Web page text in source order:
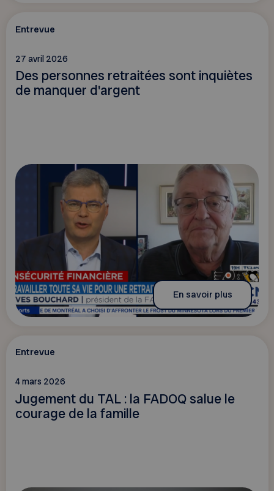
Entrevue
27 avril 2026
Des personnes retraitées sont inquiètes
de manquer d'argent
En savoir plus
Entrevue
4 mars 2026
Jugement du TAL : la FADOQ salue le
courage de la famille